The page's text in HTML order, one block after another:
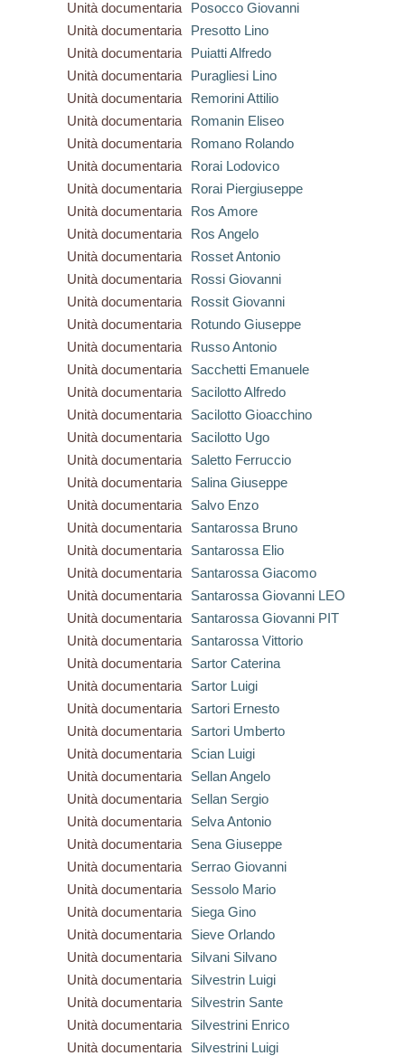
Unità documentaria
Posocco Giovanni
Unità documentaria
Presotto Lino
Unità documentaria
Puiatti Alfredo
Unità documentaria
Puragliesi Lino
Unità documentaria
Remorini Attilio
Unità documentaria
Romanin Eliseo
Unità documentaria
Romano Rolando
Unità documentaria
Rorai Lodovico
Unità documentaria
Rorai Piergiuseppe
Unità documentaria
Ros Amore
Unità documentaria
Ros Angelo
Unità documentaria
Rosset Antonio
Unità documentaria
Rossi Giovanni
Unità documentaria
Rossit Giovanni
Unità documentaria
Rotundo Giuseppe
Unità documentaria
Russo Antonio
Unità documentaria
Sacchetti Emanuele
Unità documentaria
Sacilotto Alfredo
Unità documentaria
Sacilotto Gioacchino
Unità documentaria
Sacilotto Ugo
Unità documentaria
Saletto Ferruccio
Unità documentaria
Salina Giuseppe
Unità documentaria
Salvo Enzo
Unità documentaria
Santarossa Bruno
Unità documentaria
Santarossa Elio
Unità documentaria
Santarossa Giacomo
Unità documentaria
Santarossa Giovanni LEO
Unità documentaria
Santarossa Giovanni PIT
Unità documentaria
Santarossa Vittorio
Unità documentaria
Sartor Caterina
Unità documentaria
Sartor Luigi
Unità documentaria
Sartori Ernesto
Unità documentaria
Sartori Umberto
Unità documentaria
Scian Luigi
Unità documentaria
Sellan Angelo
Unità documentaria
Sellan Sergio
Unità documentaria
Selva Antonio
Unità documentaria
Sena Giuseppe
Unità documentaria
Serrao Giovanni
Unità documentaria
Sessolo Mario
Unità documentaria
Siega Gino
Unità documentaria
Sieve Orlando
Unità documentaria
Silvani Silvano
Unità documentaria
Silvestrin Luigi
Unità documentaria
Silvestrin Sante
Unità documentaria
Silvestrini Enrico
Unità documentaria
Silvestrini Luigi